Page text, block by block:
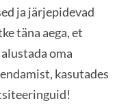
ja järjepidevad
täna aega, et
oma
kasutades